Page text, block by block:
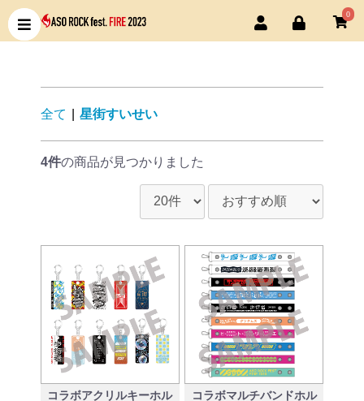
0
全て 星街すいせい
4件の商品が見つかりました
コラボアクリルキーホル
コラボマルチバンドホル